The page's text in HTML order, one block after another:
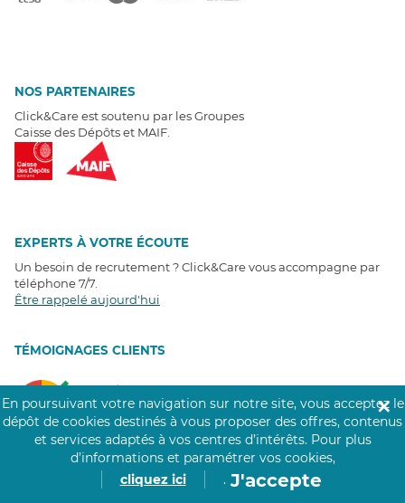
NOS PARTENAIRES
Click&Care est soutenu par les Groupes
Caisse des Dépôts et MAIF.
EXPERTS À VOTRE ÉCOUTE
Un besoin de recrutement ? Click&Care vous accompagne par
téléphone 7/7
Être rappelé aujourd'hui
TÉMOIGNAGES CLIENTS
Avis clientsrécoltés sur
Google
En poursuivant votre navigation sur notre site, vous acceptez le
dépôt de cookies destinés à vous proposer des offres, contenus
et services adaptés à vos centres d’intérêts. Pour plus
d’informations et paramétrer vos cookies,
cliquez ici
. J'accepte
✕